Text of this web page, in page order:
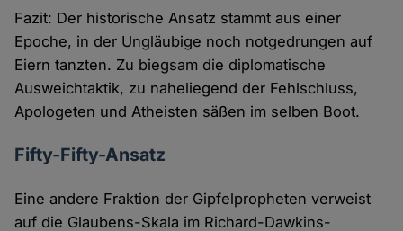
Fazit: Der historische Ansatz stammt aus einer
Epoche, in der Ungläubige noch notgedrungen auf
Eiern tanzten. Zu biegsam die diplomatische
Ausweichtaktik, zu naheliegend der Fehlschluss,
Apologeten und Atheisten säßen im selben Boot.
Fifty-Fifty-Ansatz
Eine andere Fraktion der Gipfelpropheten verweist
auf die Glaubens-Skala im Richard-Dawkins-